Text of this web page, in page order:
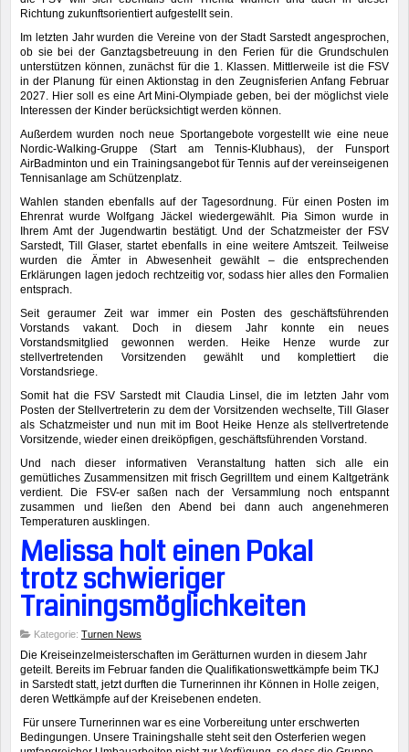
Richtung zukunftsorientiert aufgestellt sein.
Im letzten Jahr wurden die Vereine von der Stadt Sarstedt angesprochen,
ob sie bei der Ganztagsbetreuung in den Ferien für die Grundschulen
unterstützen können, zunächst für die 1. Klassen. Mittlerweile ist die FSV
in der Planung für einen Aktionstag in den Zeugnisferien Anfang Februar
2027. Hier soll es eine Art Mini-Olympiade geben, bei der möglichst viele
Interessen der Kinder berücksichtigt werden können.
Außerdem wurden noch neue Sportangebote vorgestellt wie eine neue
Nordic-Walking-Gruppe (Start am Tennis-Klubhaus), der Funsport
AirBadminton und ein Trainingsangebot für Tennis auf der vereinseigenen
Tennisanlage am Schützenplatz.
Wahlen standen ebenfalls auf der Tagesordnung. Für einen Posten im
Ehrenrat wurde Wolfgang Jäckel wiedergewählt. Pia Simon wurde in
Ihrem Amt der Jugendwartin bestätigt. Und der Schatzmeister der FSV
Sarstedt, Till Glaser, startet ebenfalls in eine weitere Amtszeit. Teilweise
wurden die Ämter in Abwesenheit gewählt – die entsprechenden
Erklärungen lagen jedoch rechtzeitig vor, sodass hier alles den Formalien
entsprach.
Seit geraumer Zeit war immer ein Posten des geschäftsführenden
Vorstands vakant. Doch in diesem Jahr konnte ein neues
Vorstandsmitglied gewonnen werden. Heike Henze wurde zur
stellvertretenden Vorsitzenden gewählt und komplettiert die
Vorstandsriege.
Somit hat die FSV Sarstedt mit Claudia Linsel, die im letzten Jahr vom
Posten der Stellvertreterin zu dem der Vorsitzenden wechselte, Till Glaser
als Schatzmeister und nun mit im Boot Heike Henze als stellvertretende
Vorsitzende, wieder einen dreiköpfigen, geschäftsführenden Vorstand.
Und nach dieser informativen Veranstaltung hatten sich alle ein
gemütliches Zusammensitzen mit frisch Gegrilltem und einem Kaltgetränk
verdient. Die FSV-er saßen nach der Versammlung noch entspannt
zusammen und ließen den Abend bei dann auch angenehmeren
Temperaturen ausklingen.
Melissa holt einen Pokal
trotz schwieriger
Trainingsmöglichkeiten
Kategorie: Turnen News
Die Kreiseinzelmeisterschaften im Gerätturnen wurden in diesem Jahr
geteilt. Bereits im Februar fanden die Qualifikationswettkämpfe beim TKJ
in Sarstedt statt, jetzt durften die Turnerinnen ihr Können in Holle zeigen,
deren Wettkämpfe auf der Kreisebenen endeten.
Für unsere Turnerinnen war es eine Vorbereitung unter erschwerten
Bedingungen. Unsere Trainingshalle steht seit den Osterferien wegen